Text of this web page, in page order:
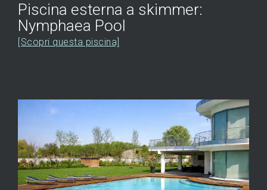
Piscina esterna a skimmer:
Nymphaea Pool
[Scopri questa piscina]